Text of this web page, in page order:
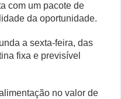
com um pacote de
da oportunidade.
a sexta-feira, das
fixa e previsível
no valor de